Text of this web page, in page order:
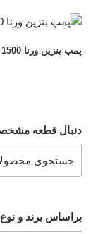
پمپ بنزین ورنا 1500
دنبال قطعه
براساس برند و